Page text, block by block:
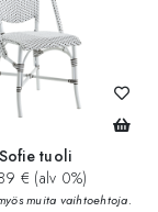
Sofie tuoli
€ (alv 0%)
muita vaihtoehtoja.